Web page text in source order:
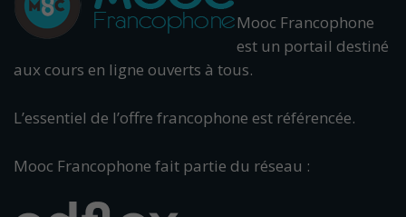
Mooc Francophone
est un portail destiné
aux cours en ligne ouverts à tous.
L’essentiel de l’offre francophone est référencée.
Mooc Francophone fait partie du réseau :